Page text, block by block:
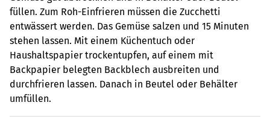
füllen. Zum Roh-Einfrieren müssen die Zucchetti
entwässert werden. Das Gemüse salzen und 15 Minuten
stehen lassen. Mit einem Küchentuch oder
Haushaltspapier trockentupfen, auf einem mit
Backpapier belegten Backblech ausbreiten und
durchfrieren lassen. Danach in Beutel oder Behälter
umfüllen.